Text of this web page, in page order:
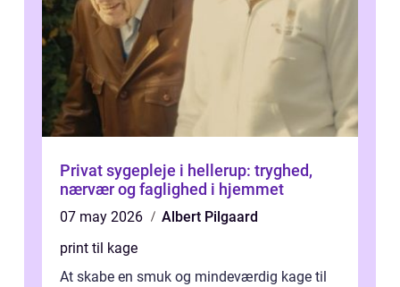
Privat sygepleje i hellerup: tryghed,
nærvær og faglighed i hjemmet
07 may 2026
Albert Pilgaard
print til kage
At skabe en smuk og mindeværdig kage til